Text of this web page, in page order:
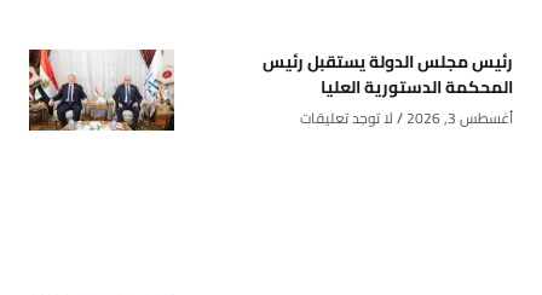
رئيس مجلس الدولة يستقبل رئيس
المحكمة الدستورية العليا
أغسطس 3, 2026 لا توجد تعليقات